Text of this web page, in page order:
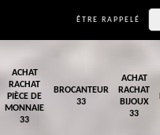
ÊTRE RAPPELÉ
ACHAT
RACHAT
PIÈCE DE
MONNAIE
33
BROCANTEUR
33
ACHAT
RACHAT
BIJOUX
33